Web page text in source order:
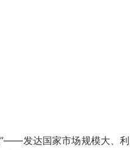
发达国家市场规模大、利